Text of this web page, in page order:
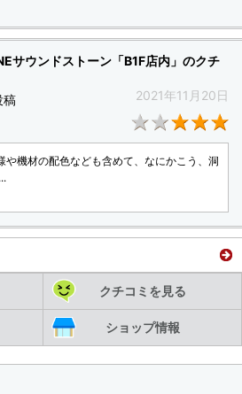
サウンドストーン「B1F店内」のクチ
稿
2021年11月20日
や機材の配色なども含めて、なにかこう、洞
クチコミを見る
ショップ情報